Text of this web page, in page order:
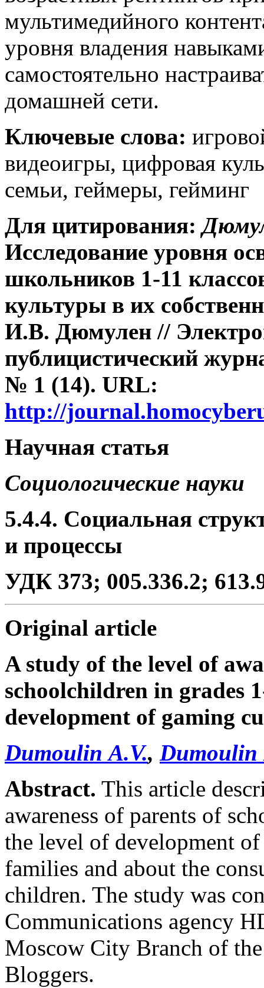
мультимедийного
уровня владения
самостоятельно
домашней сети.
Ключевые слова:
видеоигры, цифровая
семьи, геймеры, гейминг
Для цитирования:
Исследование уровня
школьников 1-11
культуры в их
И.В. Дюмулен //
публицистический
№ 1 (14). URL:
http://
Научная статья
Социологические науки
5.4.4. Социальная
и процессы
УДК 373; 005.336.2;
Original article
A study of the level of
schoolchildren in grades
development of gaming
Dumoulin A.V., Dumoulin
Abstract. This article
awareness of parents of
the level of development
families and about the
children. The study was
Communications agency
Moscow City Branch of
Bloggers.